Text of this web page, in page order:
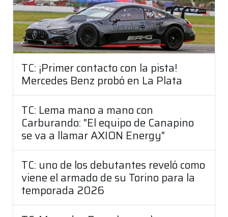
TC: ¡Primer contacto con la pista!
Mercedes Benz probó en La Plata
TC: Lema mano a mano con
Carburando: "El equipo de Canapino
se va a llamar AXION Energy"
TC: uno de los debutantes reveló como
viene el armado de su Torino para la
temporada 2026